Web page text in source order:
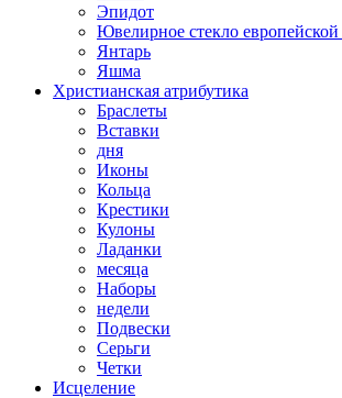
Эпидот
Ювелирное стекло европейской
Янтарь
Яшма
Христианская атрибутика
Браслеты
Вставки
дня
Иконы
Кольца
Крестики
Кулоны
Ладанки
месяца
Наборы
недели
Подвески
Серьги
Четки
Исцеление